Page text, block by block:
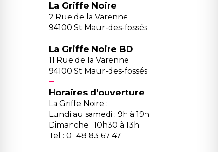
La Griffe Noire
2 Rue de la Varenne
94100 St Maur-des-fossés
La Griffe Noire BD
11 Rue de la Varenne
94100 St Maur-des-fossés
Horaires d'ouverture
La Griffe Noire :
Lundi au samedi : 9h à 19h
Dimanche : 10h30 à 13h
Tel : 01 48 83 67 47